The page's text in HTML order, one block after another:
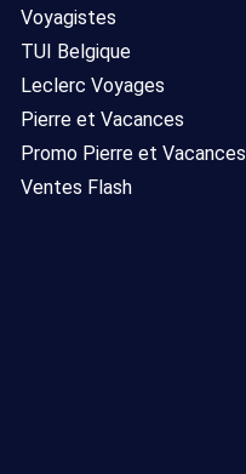
Voyagistes
TUI Belgique
Leclerc Voyages
Pierre et Vacances
Promo Pierre et Vacances
Ventes Flash